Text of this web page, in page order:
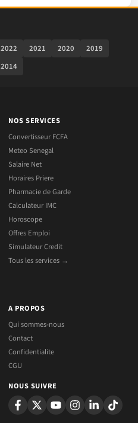
2022 2021 2020
2019
2014
NOS SERVICES
Convertisseur FCFA
Meteo Senegal
Salaire Net
Horaires Priere
Pharmacie de Garde
Calculateur IMC
Horoscope
Offres Emploi
Simulateur Credit
Tous les services →
A PROPOS
Qui sommes-nous
Contact
Confidentialite
CGU
NOUS SUIVRE